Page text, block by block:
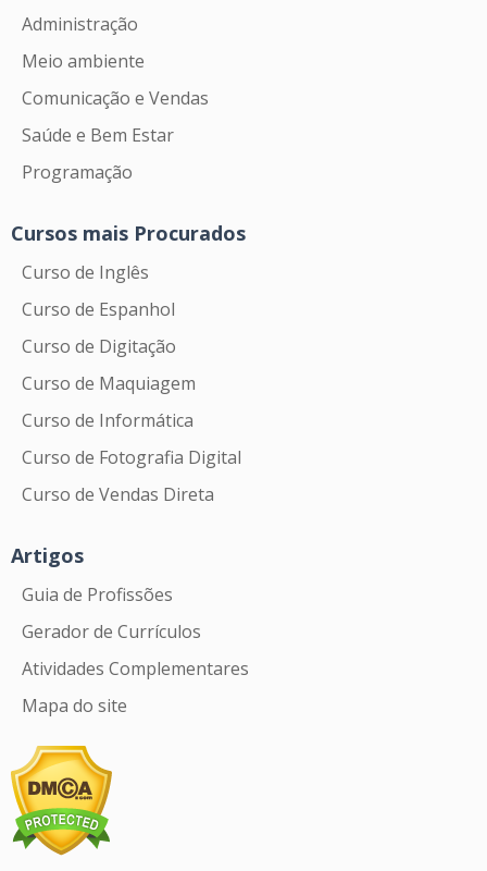
Administração
Meio ambiente
Comunicação e Vendas
Saúde e Bem Estar
Programação
Cursos mais Procurados
Curso de Inglês
Curso de Espanhol
Curso de Digitação
Curso de Maquiagem
Curso de Informática
Curso de Fotografia Digital
Curso de Vendas Direta
Artigos
Guia de Profissões
Gerador de Currículos
Atividades Complementares
Mapa do site